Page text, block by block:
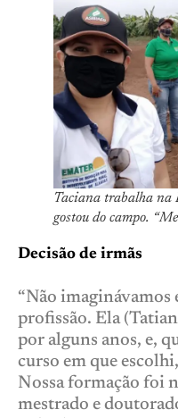
Taciana trabalha na
gostou do campo.
Decisão de irmãs
“Não imaginávamos
profissão. Ela
por alguns anos, e,
curso em que
Nossa formação foi
mestrado e